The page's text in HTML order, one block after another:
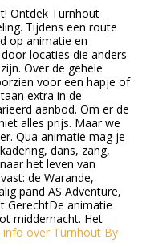
Ontdek Turnhout
Tijdens een route
op animatie en
locaties die anders
Over de gehele
voor een hapje of
extra in de
aanbod. Om er de
alles prijs. Maar we
Qua animatie mag je
dans, zang,
het leven van
de Warande,
pand AS Adventure,
GerechtDe animatie
middernacht. Het
info over Turnhout By